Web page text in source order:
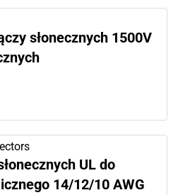
słonecznych 1500V
UL do
14/12/10 AWG